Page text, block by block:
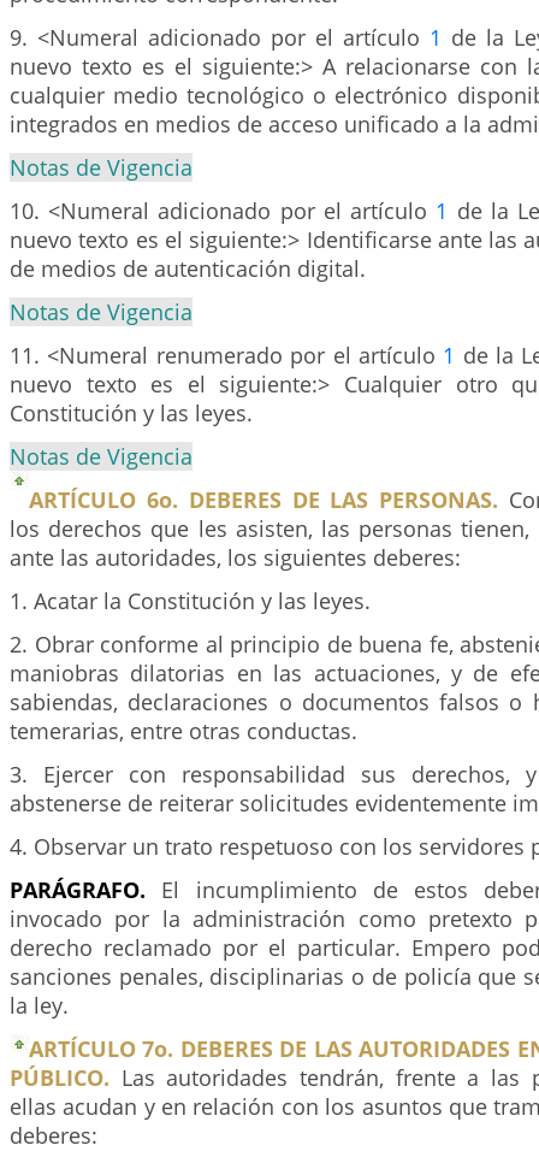
9. <Numeral adicionado por el artículo 1 de la
nuevo texto es el siguiente:> A relacionarse con
cualquier medio tecnológico o electrónico
integrados en medios de acceso unificado a la
Notas de Vigencia
10. <Numeral adicionado por el artículo 1 de la
nuevo texto es el siguiente:> Identificarse ante las
de medios de autenticación digital.
Notas de Vigencia
11. <Numeral renumerado por el artículo 1 de la
nuevo texto es el siguiente:> Cualquier otro
Constitución y las leyes.
Notas de Vigencia
ARTÍCULO 6o. DEBERES DE LAS PERSONAS.
los derechos que les asisten, las personas
ante las autoridades, los siguientes deberes:
1. Acatar la Constitución y las leyes.
2. Obrar conforme al principio de buena fe,
maniobras dilatorias en las actuaciones, y de
sabiendas, declaraciones o documentos falsos o
temerarias, entre otras conductas.
3. Ejercer con responsabilidad sus derechos,
abstenerse de reiterar solicitudes evidentemente
4. Observar un trato respetuoso con los servidores
PARÁGRAFO. El incumplimiento de estos
invocado por la administración como pretexto
derecho reclamado por el particular. Empero
sanciones penales, disciplinarias o de policía que
la ley.
ARTÍCULO 7o. DEBERES DE LAS AUTORIDADES
PÚBLICO. Las autoridades tendrán, frente a las
ellas acudan y en relación con los asuntos que
deberes: